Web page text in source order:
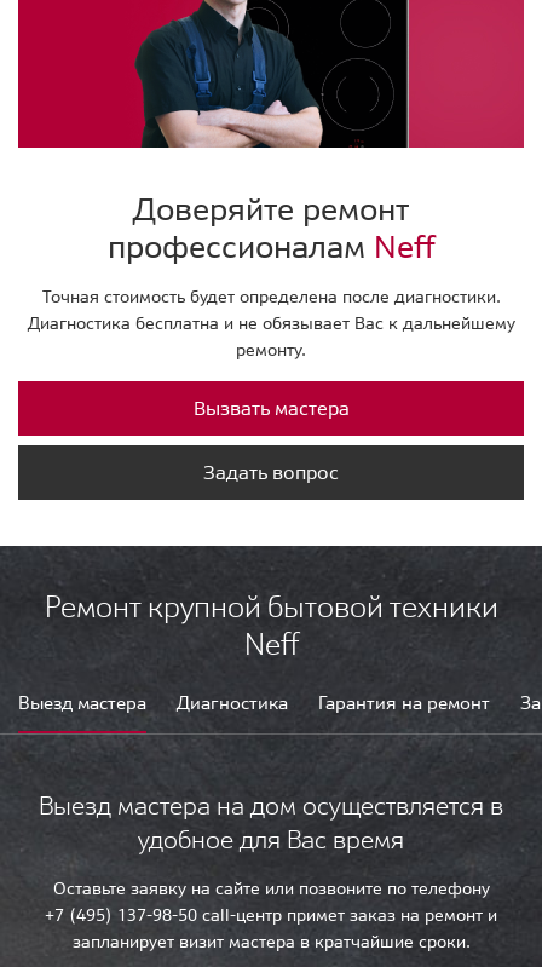
Доверяйте ремонт
профессионалам Neff
Точная стоимость будет определена после диагностики.
Диагностика бесплатна и не обязывает Вас к дальнейшему
ремонту.
Вызвать мастера
Задать вопрос
Ремонт крупной бытовой техники
Neff
Выезд мастера Диагностика Гарантия на ремонт
Выезд мастера на дом осуществляется в
удобное для Вас время
Оставьте заявку на сайте или позвоните по телефону
+7 (495) 137-98-50 call-центр примет заказ на ремонт и
запланирует визит мастера в кратчайшие сроки.